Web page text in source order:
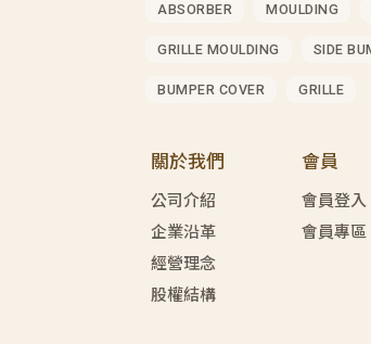
ABSORBER MOULDING
GRILLE MOULDING SIDE
BUMPER COVER GRILLE
關於我們
公司介紹
企業沿革
經營理念
股權結構
會員
會員登入
會員專區